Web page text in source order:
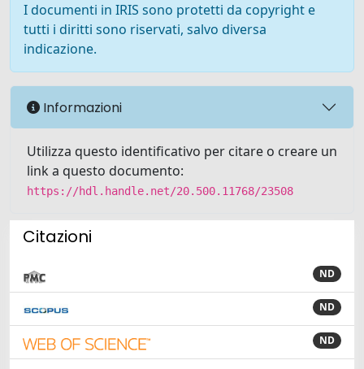
I documenti in IRIS sono protetti da copyright e
tutti i diritti sono riservati, salvo diversa
indicazione.
Informazioni
Utilizza questo identificativo per citare o creare un
link a questo documento:
https://hdl.handle.net/20.500.11768/23508
Citazioni
ND
ND
ND